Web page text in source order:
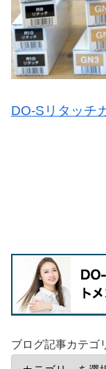
DO-Sリタッチ
ブログ記事カテゴ